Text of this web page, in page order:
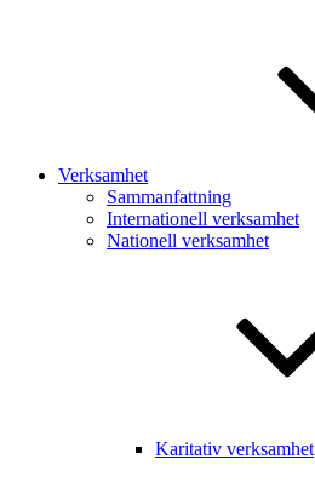
Verksamhet
Sammanfattning
Internationell verksamhet
Nationell verksamhet
Karitativ verksamhet